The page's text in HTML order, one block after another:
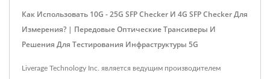
Как Использовать 10G - 25G SFP Checker И 4G SFP Checker Для
Измерения? | Передовые Оптические Трансиверы И
Решения Для Тестирования Инфраструктуры 5G
Liverage Technology Inc. является ведущим производителем